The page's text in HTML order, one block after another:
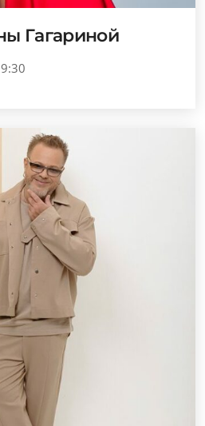
Гагариной